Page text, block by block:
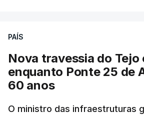
PAÍS
Nova travessia do
enquanto Ponte 25 de
60 anos
O ministro das infraestruturas